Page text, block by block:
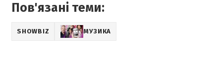
Пов'язані теми:
SHOWBIZ МУЗИКА